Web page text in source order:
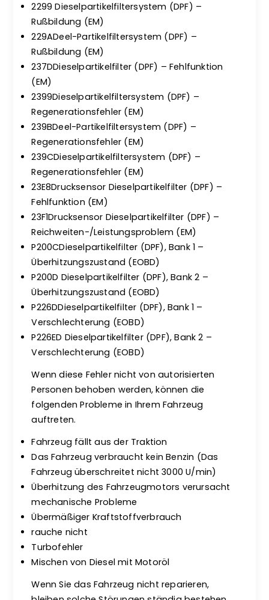
2299 Dieselpartikelfiltersystem (DPF) –
Rußbildung (EM)
229ADeel-Partikelfiltersystem (DPF) –
Rußbildung (EM)
237DDieselpartikelfilter (DPF) – Fehlfunktion
(EM)
2399Dieselpartikelfiltersystem (DPF) –
Regenerationsfehler (EM)
239BDeel-Partikelfiltersystem (DPF) –
Regenerationsfehler (EM)
239CDieselpartikelfiltersystem (DPF) –
Regenerationsfehler (EM)
23E8Drucksensor Dieselpartikelfilter (DPF) –
Fehlfunktion (EM)
23F1Drucksensor Dieselpartikelfilter (DPF) –
Reichweiten-/Leistungsproblem (EM)
P200CDieselpartikelfilter (DPF), Bank 1 –
Überhitzungszustand (EOBD)
P200D Dieselpartikelfilter (DPF), Bank 2 –
Überhitzungszustand (EOBD)
P226DDieselpartikelfilter (DPF), Bank 1 –
Verschlechterung (EOBD)
P226ED Dieselpartikelfilter (DPF), Bank 2 –
Verschlechterung (EOBD)
Wenn diese Fehler nicht von autorisierten
Personen behoben werden, können die
folgenden Probleme in Ihrem Fahrzeug
auftreten.
Fahrzeug fällt aus der Traktion
Das Fahrzeug verbraucht kein Benzin (Das
Fahrzeug überschreitet nicht 3000 U/min)
Überhitzung des Fahrzeugmotors verursacht
mechanische Probleme
Übermäßiger Kraftstoffverbrauch
rauche nicht
Turbofehler
Mischen von Diesel mit Motoröl
Wenn Sie das Fahrzeug nicht reparieren,